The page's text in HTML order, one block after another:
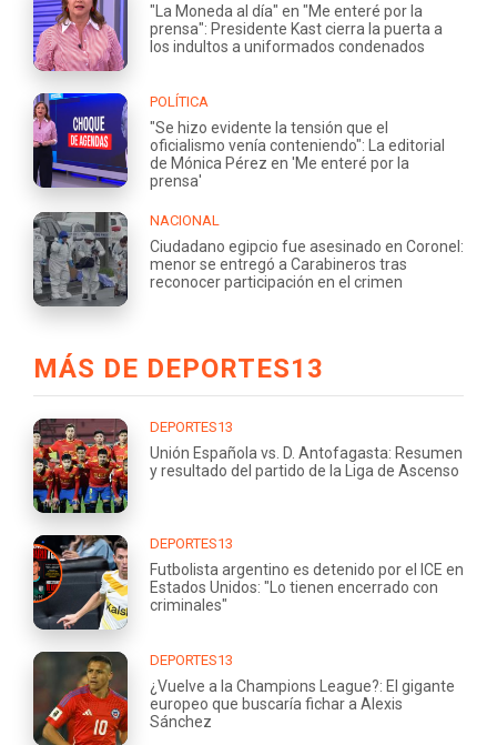
"La Moneda al día" en "Me enteré por la
prensa": Presidente Kast cierra la puerta a
los indultos a uniformados condenados
POLÍTICA
"Se hizo evidente la tensión que el
oficialismo venía conteniendo": La editorial
de Mónica Pérez en 'Me enteré por la
prensa'
NACIONAL
Ciudadano egipcio fue asesinado en Coronel:
menor se entregó a Carabineros tras
reconocer participación en el crimen
MÁS DE DEPORTES13
DEPORTES13
Unión Española vs. D. Antofagasta: Resumen
y resultado del partido de la Liga de Ascenso
DEPORTES13
Futbolista argentino es detenido por el ICE en
Estados Unidos: "Lo tienen encerrado con
criminales"
DEPORTES13
¿Vuelve a la Champions League?: El gigante
europeo que buscaría fichar a Alexis
Sánchez